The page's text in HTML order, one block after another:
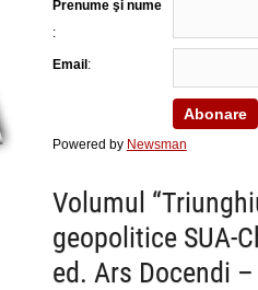
Prenume şi nume
:
Email:
Powered by Newsman
Volumul
geopolitice SUA-
ed. Ars Docendi